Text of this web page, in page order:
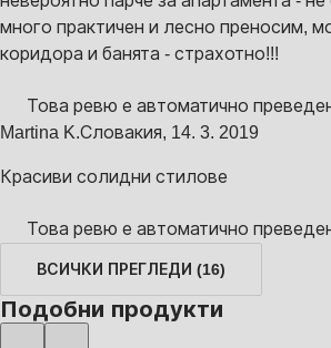
много практичен и лесно преносим,
коридора и банята - страхотно!!!
Това ревю е автоматично
Martina K.Словакия, 14. 3. 2019
Красиви солидни стилове
Това ревю е автоматично
ВСИЧКИ ПРЕГЛЕДИ (16)
Подобни продукти